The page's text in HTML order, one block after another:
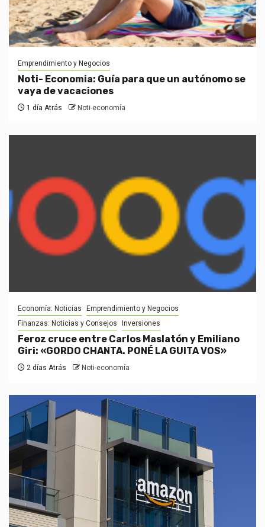
Emprendimiento y Negocios
Noti- Economia: Guía para que un autónomo se
vaya de vacaciones
1 día Atrás Noti-economía
Economía: Noticias
Emprendimiento y Negocios
Finanzas: Noticias y Consejos
Inversiones
Feroz cruce entre Carlos Maslatón y Emiliano
Giri: «GORDO CHANTA. PONÉ LA GUITA VOS»
2 días Atrás Noti-economía